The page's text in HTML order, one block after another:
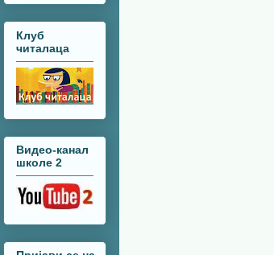
Клуб
читалаца
Видео-канал
школе 2